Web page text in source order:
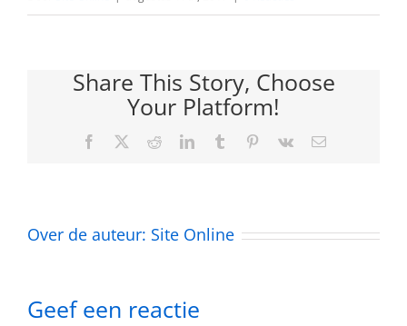
Share This Story, Choose
Your Platform!
Facebook
TwitterRedditLinkedInTumblr Pinterest
Vk
E-
Over de auteur: Site Online
Geef een reactie